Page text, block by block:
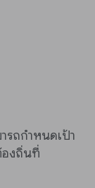
ถกำหนดเป้า
องถิ่นที่